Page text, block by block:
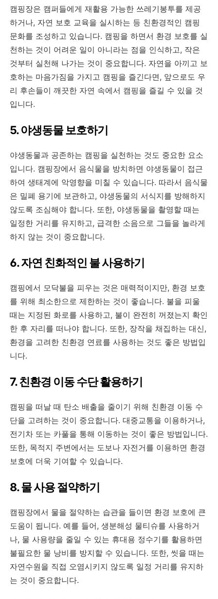
캠핑장은 캠퍼들에게 재활용 가능한 쓰레기봉투를 제공
하거나, 자연 보호 교육을 실시하는 등 친환경적인 캠핑
문화를 조성하고 있습니다. 캠핑을 하면서 환경 보호를 실
천하는 것이 어려운 일이 아니라는 점을 인식하고, 작은
것부터 실천해 나가는 것이 중요합니다. 자연을 아끼고 보
호하는 마음가짐을 가지고 캠핑을 즐긴다면, 앞으로도 우
리 후손들이 깨끗한 자연 속에서 캠핑을 즐길 수 있을 것
입니다.
5. 야생동물 보호하기
야생동물과 공존하는 캠핑을 실천하는 것도 중요한 요소
입니다. 캠핑장에서 음식물을 방치하면 야생동물이 접근
하여 생태계에 악영향을 미칠 수 있습니다. 따라서 음식물
은 밀폐 용기에 보관하고, 야생동물의 서식지를 방해하지
않도록 조심해야 합니다. 또한, 야생동물을 촬영할 때는
일정한 거리를 유지하고, 급격한 소음으로 그들을 놀라게
하지 않는 것이 중요합니다.
6. 자연 친화적인 불 사용하기
캠핑에서 모닥불을 피우는 것은 매력적이지만, 환경 보호
를 위해 최소한으로 제한하는 것이 좋습니다. 불을 피울
때는 지정된 화로를 사용하고, 불이 완전히 꺼졌는지 확인
한 후 자리를 떠나야 합니다. 또한, 장작을 채집하는 대신,
환경을 고려한 친환경 연료를 사용하는 것도 좋은 방법입
니다.
7. 친환경 이동 수단 활용하기
캠핑을 떠날 때 탄소 배출을 줄이기 위해 친환경 이동 수
단을 고려하는 것이 중요합니다. 대중교통을 이용하거나,
전기차 또는 카풀을 통해 이동하는 것이 좋은 방법입니다.
또한, 목적지 주변에서는 도보나 자전거를 이용하면 환경
보호에 더욱 기여할 수 있습니다.
8. 물 사용 절약하기
캠핑장에서 물을 절약하는 습관을 들이면 환경 보호에 큰
도움이 됩니다. 예를 들어, 생분해성 물티슈를 사용하거
나, 물 사용량을 줄일 수 있는 휴대용 정수기를 활용하면
불필요한 물 낭비를 방지할 수 있습니다. 또한, 씻을 때는
자연수원을 직접 오염시키지 않도록 일정 거리를 유지하
는 것이 중요합니다.